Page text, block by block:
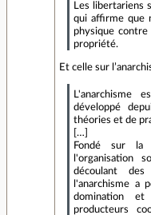
Les libertariens
qui affirme que
physique
propriété.
Et celle sur
L'anarchisme
développé
théories et de
[…]
Fondé sur la
l'organisation
découlant
l'anarchisme a
domination
producteurs